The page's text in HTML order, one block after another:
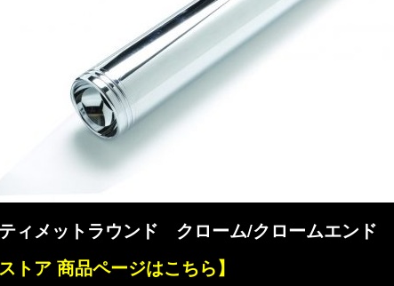
ィメットラウンド クローム/クロームエンド
トア 商品ページはこちら】